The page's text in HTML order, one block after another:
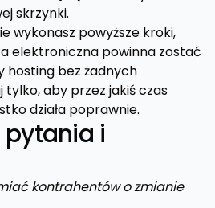
skrzynki.
wykonasz powyższe kroki,
elektroniczna powinna zostać
hosting bez żadnych
aby przez jakiś czas
działa poprawnie.
pytania i
kontrahentów o zmianie